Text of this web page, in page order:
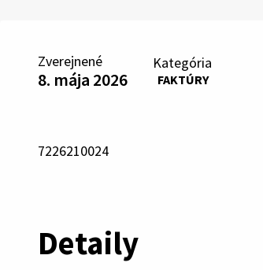
Zverejnené
8. mája 2026
Kategória
FAKTÚRY
7226210024
Detaily